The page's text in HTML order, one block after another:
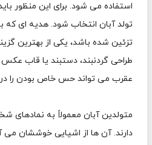
استفاده می شود. برای این منظور
تولد آبان انتخاب شود. هدیه ای که
تزئین شده باشد، یکی از بهترین
طراحی گردنبند، دستبند یا قاب
عقرب می تواند حس خاص بودن را در
متولدین آبان معمولاً به نمادهای
دارند. آن ها از اشیایی خوششان می